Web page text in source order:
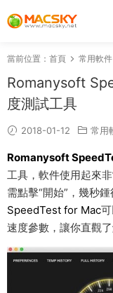
當前位置： 首頁 常用軟件
Romanysoft
度測試工具
2018-01-12 常用
Romanysoft
工具，軟件使用起來
需點擊“開始”，幾秒
SpeedTest for Mac
速度參數，讓你直觀